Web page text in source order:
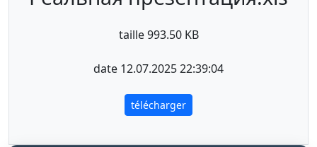
taille 993.50 KB
date 12.07.2025 22:39:04
télécharger